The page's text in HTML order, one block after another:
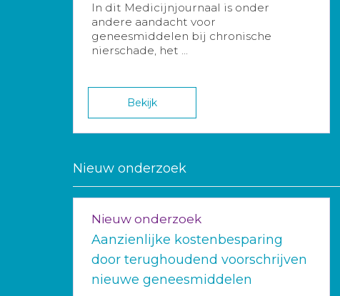
In dit Medicijnjournaal is onder
andere aandacht voor
geneesmiddelen bij chronische
nierschade, het ...
Bekijk
Nieuw onderzoek
Nieuw onderzoek
Aanzienlijke kostenbesparing
door terughoudend voorschrijven
nieuwe geneesmiddelen